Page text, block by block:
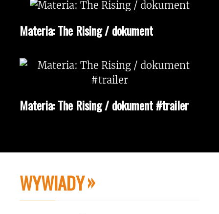
Materia: The Rising / dokument
Materia: The Rising / dokument #trailer
WYWIADY